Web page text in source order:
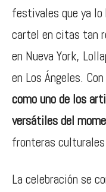
festivales que ya lo
cartel en citas tan
en Nueva York,
en Los Ángeles.
como uno de los
versátiles del
fronteras culturales
La celebración se